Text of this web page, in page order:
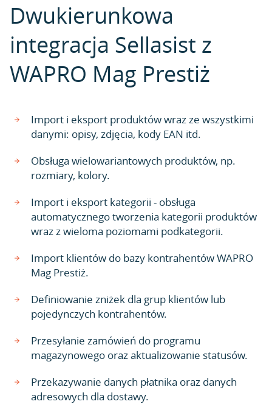
Dwukierunkowa
integracja Sellasist z
WAPRO Mag Prestiż
Import i eksport produktów wraz ze wszystkimi
danymi: opisy, zdjęcia, kody EAN itd.
Obsługa wielowariantowych produktów, np.
rozmiary, kolory.
Import i eksport kategorii - obsługa
automatycznego tworzenia kategorii produktów
wraz z wieloma poziomami podkategorii.
Import klientów do bazy kontrahentów WAPRO
Mag Prestiż.
Definiowanie zniżek dla grup klientów lub
pojedynczych kontrahentów.
Przesyłanie zamówień do programu
magazynowego oraz aktualizowanie statusów.
Przekazywanie danych płatnika oraz danych
adresowych dla dostawy.